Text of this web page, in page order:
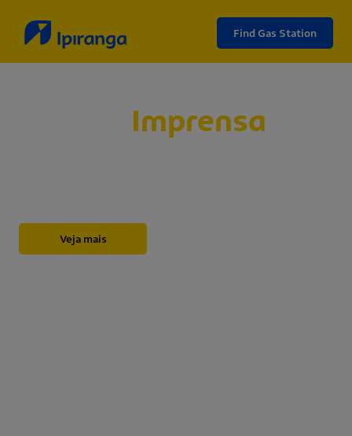
Find Gas Station
Imprensa
Veja mais